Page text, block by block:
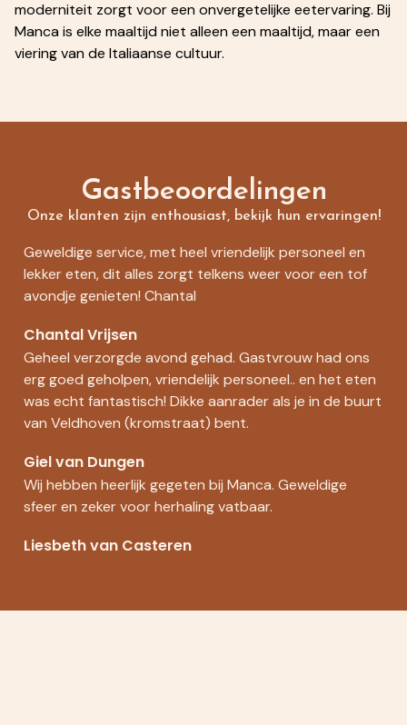
moderniteit zorgt voor een onvergetelijke eetervaring. Bij
Manca is elke maaltijd niet alleen een maaltijd, maar een
viering van de Italiaanse cultuur.
Gastbeoordelingen
Onze klanten zijn enthousiast, bekijk hun ervaringen!
Geweldige service, met heel vriendelijk personeel en
lekker eten, dit alles zorgt telkens weer voor een tof
avondje genieten! Chantal
Chantal Vrijsen
Geheel verzorgde avond gehad. Gastvrouw had ons
erg goed geholpen, vriendelijk personeel.. en het eten
was echt fantastisch! Dikke aanrader als je in de buurt
van Veldhoven (kromstraat) bent.
Giel van Dungen
Wij hebben heerlijk gegeten bij Manca. Geweldige
sfeer en zeker voor herhaling vatbaar.
Liesbeth van Casteren